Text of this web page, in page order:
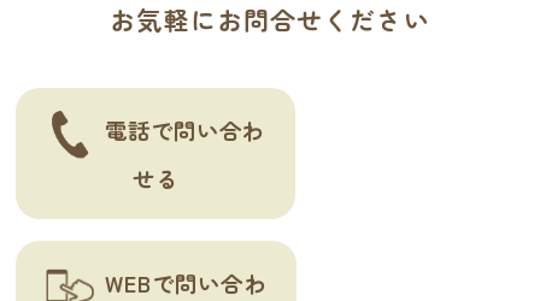
ン
お気軽にお問合せください
電話で問い合わ
せる
WEBで問い合わ